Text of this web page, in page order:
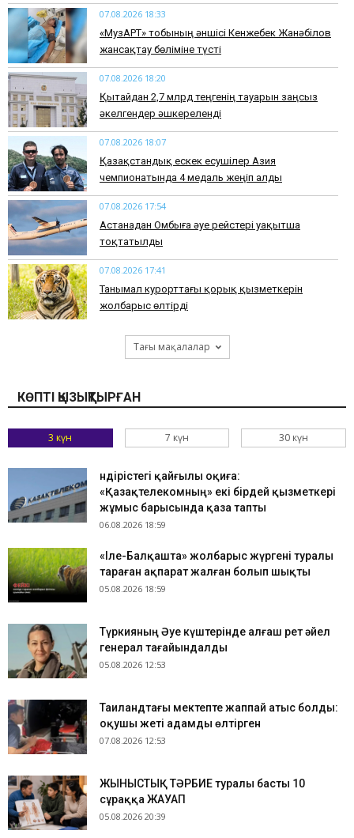
07.08.2026 18:33
«МузАРТ» тобының әншісі Кенжебек Жанәбілов
жансақтау бөліміне түсті
07.08.2026 18:20
Қытайдан 2,7 млрд теңгенің тауарын заңсыз
әкелгендер әшкереленді
07.08.2026 18:07
Қазақстандық ескек есушілер Азия
чемпионатында 4 медаль жеңіп алды
07.08.2026 17:54
Астанадан Омбыға әуе рейстері уақытша
тоқтатылды
07.08.2026 17:41
​Танымал курорттағы қорық қызметкерін
жолбарыс өлтірді
Тағы мақалалар
КӨПТІ ҚЫЗЫҚТЫРҒАН
3 күн 7 күн 30 күн
Өндірістегі қайғылы оқиға:
«Қазақтелекомның» екі бірдей қызметкері
жұмыс барысында қаза тапты
06.08.2026 18:59
«Іле-Балқашта» жолбарыс жүргені туралы
тараған ақпарат жалған болып шықты
05.08.2026 18:59
Түркияның Әуе күштерінде алғаш рет әйел
генерал тағайындалды
05.08.2026 12:53
Таиландтағы мектепте жаппай атыс болды:
оқушы жеті адамды өлтірген
07.08.2026 12:53
ЖЫНЫСТЫҚ ТӘРБИЕ туралы басты 10
сұраққа ЖАУАП
05.08.2026 20:39